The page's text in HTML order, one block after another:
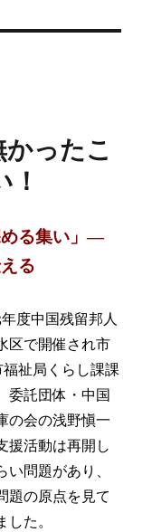
ったこ
める集い」―
る
度中国残留邦人
区で開催され市
祉局くらし課課
委託団体・中国
の会の浅野愼一
援活動は再開し
問題があり、
題の原点を見て
た。